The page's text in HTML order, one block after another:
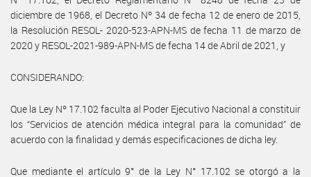
diciembre de 1968, el Decreto Nº 34 de fecha 12 de enero de 2015,
la Resolución RESOL- 2020-523-APN-MS de fecha 11 de marzo de
2020 y RESOL-2021-989-APN-MS de fecha 14 de Abril de 2021, y
CONSIDERANDO:
Que la Ley Nº 17.102 faculta al Poder Ejecutivo Nacional a constituir
los “Servicios de atención médica integral para la comunidad” de
acuerdo con la finalidad y demás especificaciones de dicha ley.
Que mediante el artículo 9° de la Ley N° 17.102 se otorgó a la